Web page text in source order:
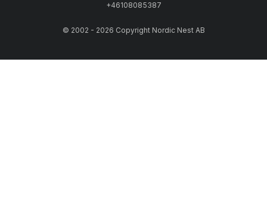
+46108085387
© 2002 - 2026 Copyright Nordic Nest AB